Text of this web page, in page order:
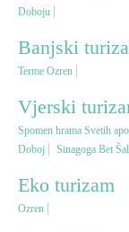
Vjerski turizam
Avantura
Eko turizam
Gastronomija
Doboju
Banjski
Terme Ozren
Vjerski
Spomen hrama Svetih
Doboj
Sinagoga Bet
Eko turizam
Ozren